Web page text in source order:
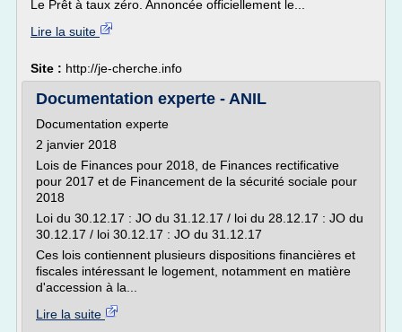
Le Prêt à taux zéro. Annoncée officiellement le...
Lire la suite
Site : http://je-cherche.info
Documentation experte - ANIL
Documentation experte
2 janvier 2018
Lois de Finances pour 2018, de Finances rectificative
pour 2017 et de Financement de la sécurité sociale pour
2018
Loi du 30.12.17 : JO du 31.12.17 / loi du 28.12.17 : JO du
30.12.17 / loi 30.12.17 : JO du 31.12.17
Ces lois contiennent plusieurs dispositions financières et
fiscales intéressant le logement, notamment en matière
d'accession à la...
Lire la suite